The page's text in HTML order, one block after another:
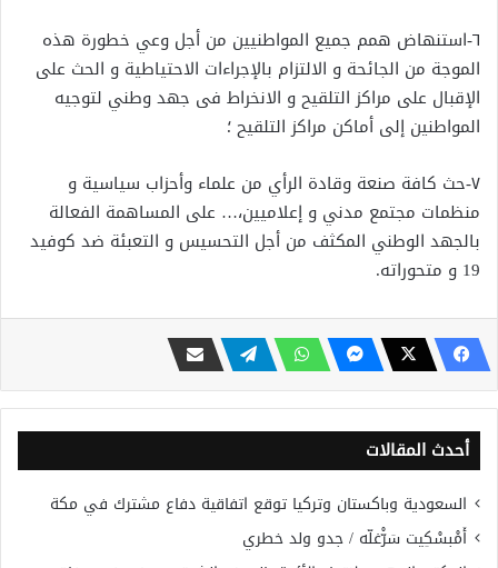
٦-استنهاض همم جميع المواطنيين من أجل وعي خطورة هذه
الموجة من الجائحة و الالتزام بالإجراءات الاحتياطية و الحث على
الإقبال على مراكز التلقيح و الانخراط فى جهد وطني لتوجيه
المواطنين إلى أماكن مراكز التلقيح ؛
٧-حث كافة صنعة وقادة الرأي من علماء وأحزاب سياسية و
منظمات مجتمع مدني و إعلاميين،… على المساهمة الفعالة
بالجهد الوطني المكثف من أجل التحسيس و التعبئة ضد كوفيد
19 و متحوراته.
أحدث المقالات
السعودية وباكستان وتركيا توقع اتفاقية دفاع مشترك في مكة
أَمْبسْكِيت سَرّْغلّه / جدو ولد خطري